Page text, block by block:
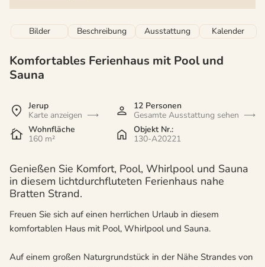
Bilder Beschreibung Ausstattung Kalender
Komfortables Ferienhaus mit Pool und
Sauna
Jerup
Karte anzeigen
12 Personen
Gesamte Ausstattung sehen
Wohnfläche
160 m²
Objekt Nr.:
130-A20221
Genießen Sie Komfort, Pool, Whirlpool und Sauna
in diesem lichtdurchfluteten Ferienhaus nahe
Bratten Strand.
Freuen Sie sich auf einen herrlichen Urlaub in diesem
komfortablen Haus mit Pool, Whirlpool und Sauna.
Auf einem großen Naturgrundstück in der Nähe Strandes von